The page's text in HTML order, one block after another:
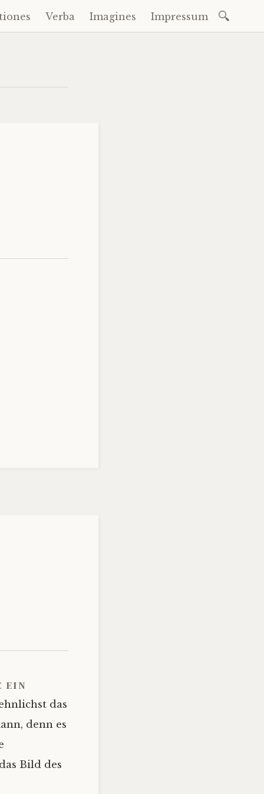
Verba Imagines Impressum
ein
das
denn es
Bild des